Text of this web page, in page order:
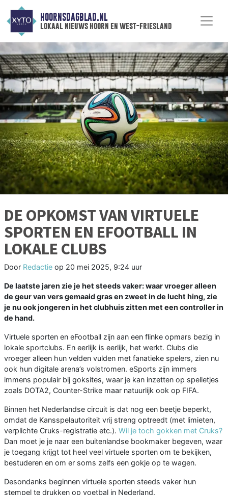
HOORNSDAGBLAD.NL
lokaal nieuws hoorn en west-friesland
DE OPKOMST VAN VIRTUELE
SPORTEN EN EFOOTBALL IN
LOKALE CLUBS
Door Redactie op 20 mei 2025, 9:24 uur
De laatste jaren zie je het steeds vaker: waar vroeger alleen
de geur van vers gemaaid gras en zweet in de lucht hing, zie
je nu ook jongeren in het clubhuis zitten met een controller in
de hand.
Virtuele sporten en eFootball zijn aan een flinke opmars bezig in
lokale sportclubs. En eerlijk is eerlijk, het werkt. Clubs die
vroeger alleen hun velden vulden met fanatieke spelers, zien nu
ook hun digitale arena’s volstromen. eSports zijn immers
immens populair bij goksites, waar je kan inzetten op spelletjes
zoals DOTA2, Counter-Strike maar natuurlijk ook op FIFA.
Binnen het Nederlandse circuit is dat nog een beetje beperkt,
omdat de Kansspelautoriteit vrij streng optreedt (met limieten,
verplichte Cruks-registratie etc.). Wil je toch gokken met Cruks?
Dan moet je je naar een buitenlandse bookmaker begeven, waar
je toegang krijgt tot heel veel virtuele sporten om te bekijken,
bestuderen en om er soms zelfs een gokje op te wagen.
Desondanks beginnen virtuele sporten steeds vaker hun
stempel te drukken op voetbal in Nederland.